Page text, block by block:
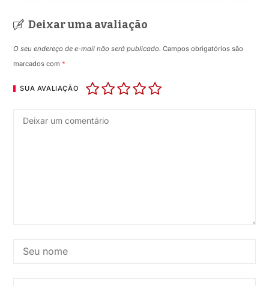
Deixar uma avaliação
O seu endereço de e-mail não será publicado. Campos obrigatórios são
marcados com*
SUA AVALIAÇÃO